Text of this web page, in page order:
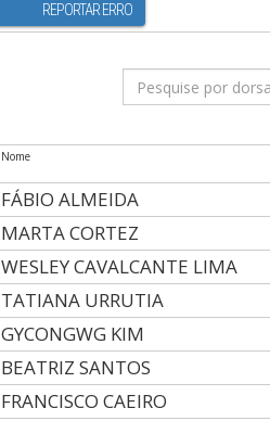
REPORTAR ERRO
Nome
FÁBIO ALMEIDA
MARTA CORTEZ
WESLEY CAVALCANTE LIMA
TATIANA URRUTIA
GYCONGWG KIM
BEATRIZ SANTOS
FRANCISCO CAEIRO